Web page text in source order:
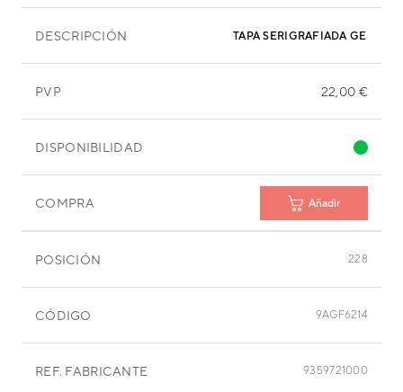
DESCRIPCIÓN TAPA SERIGRAFIADA
PVP 22,00 €
DISPONIBILIDAD
COMPRA Añadir
POSICIÓN 228
CÓDIGO 9AGF6214
REF. FABRICANTE 9359721000